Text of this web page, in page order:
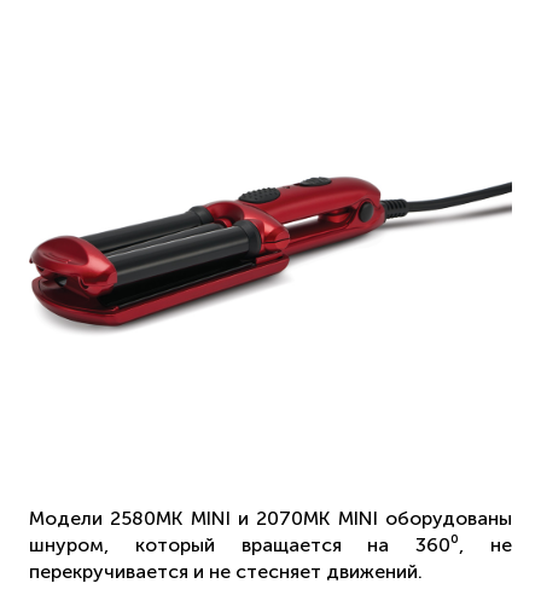
Модели 2580MK MINI и 2070МК MINI оборудованы
шнуром, который вращается на 360⁰, не
перекручивается и не стесняет движений.